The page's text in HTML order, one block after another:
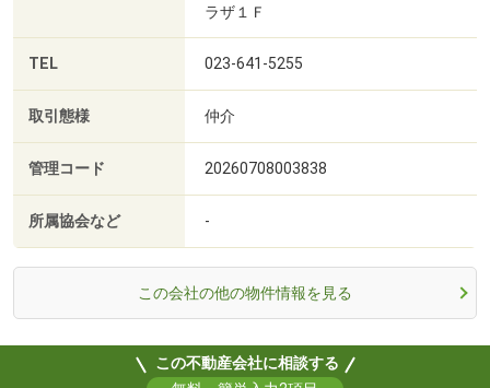
ラザ１Ｆ
TEL 023-641-5255
取引態様 仲介
管理コード 20260708003838
所属協会など -
この会社の他の物件情報を見る
この不動産会社に相談する